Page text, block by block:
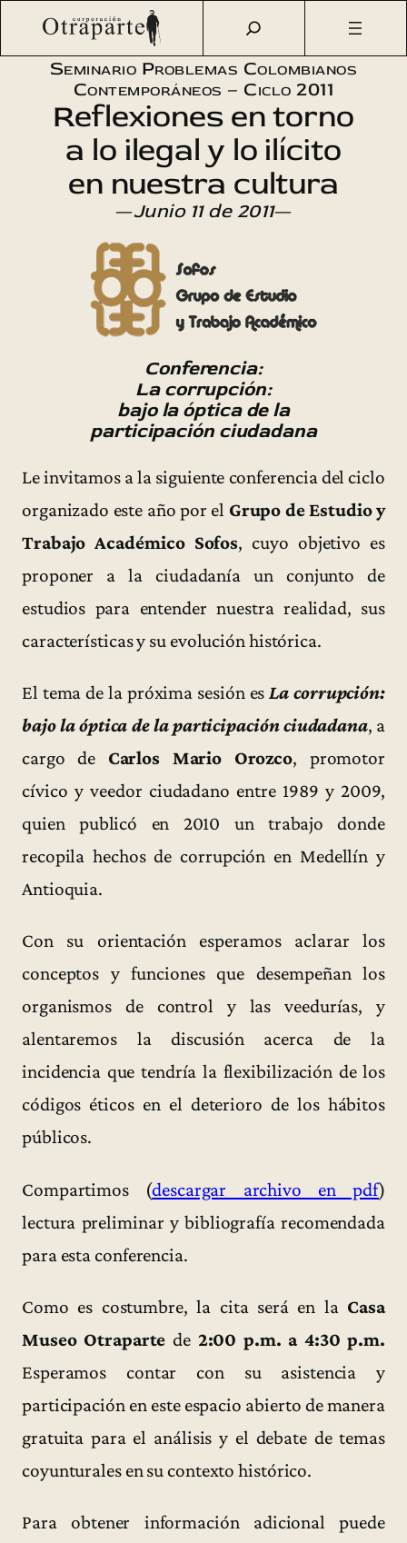
Saltar
contenido
Otraparte.org /Agenda Cultural Sofos
Corrupción y
participación ciudadana
Seminario Problemas Colombianos
Contemporáneos – Ciclo 2011
Reflexiones en torno
a lo ilegal y lo ilícito
en nuestra cultura
—Junio 11 de 2011—
Conferencia:
La corrupción:
bajo la óptica de la
participación ciudadana
Le invitamos a la siguiente conferencia del ciclo
organizado este año por el Grupo de Estudio y
Trabajo Académico Sofos, cuyo objetivo es
proponer a la ciudadanía un conjunto de
estudios para entender nuestra realidad, sus
características y su evolución histórica.
El tema de la próxima sesión esLa corrupción:
bajo la óptica de la participación ciudadana, a
cargo de Carlos Mario Orozco, promotor
cívico y veedor ciudadano entre 1989 y 2009,
quien publicó en 2010 un trabajo donde
recopila hechos de corrupción en Medellín y
Antioquia.
Con su orientación esperamos aclarar los
conceptos y funciones que desempeñan los
organismos de control y las veedurías, y
alentaremos la discusión acerca de la
incidencia que tendría la flexibilización de los
códigos éticos en el deterioro de los hábitos
públicos.
Compartimos (descargar archivo en pdf)
lectura preliminar y bibliografía recomendada
para esta conferencia.
Como es costumbre, la cita será en la Casa
Museo Otraparte de 2:00 p.m. a 4:30 p.m.
Esperamos contar con su asistencia y
participación en este espacio abierto de manera
gratuita para el análisis y el debate de temas
coyunturales en su contexto histórico.
Para obtener información adicional puede